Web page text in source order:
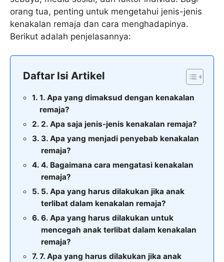
orang tua, penting untuk mengetahui jenis-jenis
kenakalan remaja dan cara menghadapinya.
Berikut adalah penjelasannya:
Daftar Isi Artikel
1. Apa yang dimaksud dengan kenakalan
remaja?
2. Apa saja jenis-jenis kenakalan remaja?
3. Apa yang menjadi penyebab kenakalan
remaja?
4. Bagaimana cara mengatasi kenakalan
remaja?
5. Apa yang harus dilakukan jika anak
terlibat dalam kenakalan remaja?
6. Apa yang harus dilakukan untuk
mencegah anak terlibat dalam kenakalan
remaja?
7. Apa yang harus dilakukan jika anak